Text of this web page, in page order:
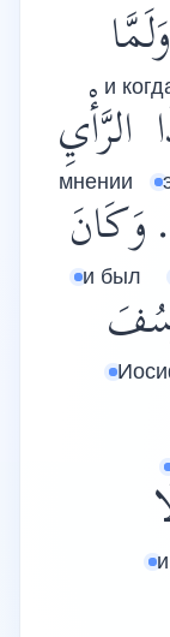
وَلَمَّا
и
الرَّأْيِ
мнении
وَكَانَ
и был